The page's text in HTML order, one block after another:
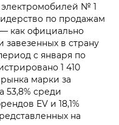
№ 1
по продажам
— как официально
завезенных в страну
с января по
1 410
марки за
53,8% среди
EV и 18,1%
на